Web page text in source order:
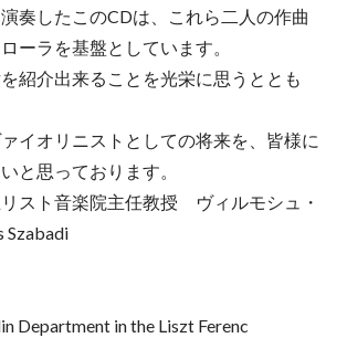
奏したこのCDは、これら二人の作曲
ーラを基盤としています。
紹介出来ることを光栄に思うととも
イオリニストとしての将来を、皆様に
と思っております。
スト音楽院主任教授 ヴィルモシュ・
Szabadi
Department in the Liszt Ferenc